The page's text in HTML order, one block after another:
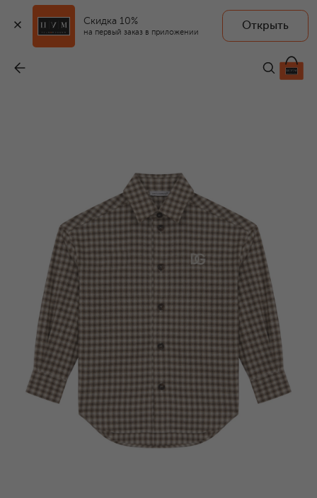
Скидка 10%
на первый заказ в приложении
Открыть
33 450 ₽